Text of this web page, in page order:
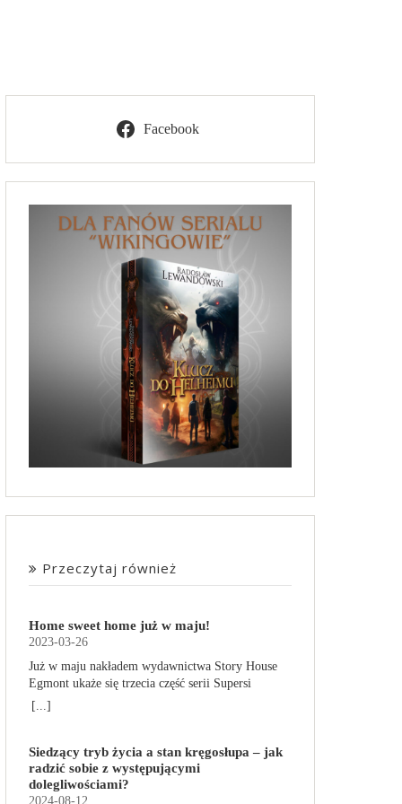
Facebook
Przeczytaj również
Home sweet home już w maju!
2023-03-26
Już w maju nakładem wydawnictwa Story House
Egmont ukaże się trzecia część serii Supersi
scenarzysty Frederic Maupome. Ten tom nosi tytuł
obdarzone supermocami i wspomagane przez
robota o imieniu Al. Są rozdarte między chęcią
prowadzenia normalnego życia wśród ludzi a
[...]
Siedzący tryb życia a stan kręgosłupa – jak
radzić sobie z występującymi
dolegliwościami?
2024-08-12